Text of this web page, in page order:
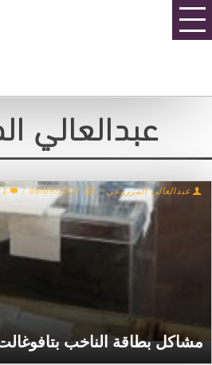
عبدالعالي
مشاكل بطاقة الناخب
عبدالعالي المزروعي /
06/09/2007
/
1